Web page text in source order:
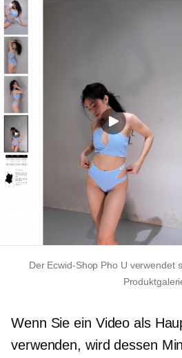
Der Ecwid-Shop Pho U verwendet
Wenn Sie ein Video als
verwenden, wird dessen